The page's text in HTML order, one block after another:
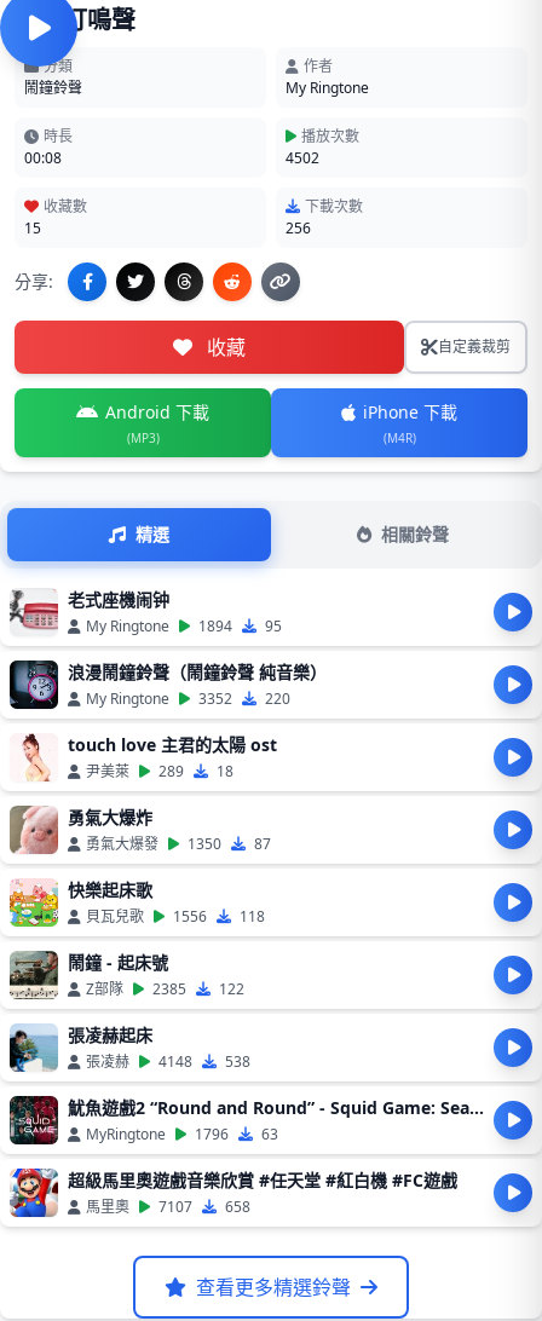
公雞打鳴聲
分類
鬧鐘鈴聲
作者
My Ringtone
時長
00:08
播放次數
4502
收藏數
15
下載次數
256
分享:
收藏 自定義裁剪
Android 下載
(MP3)
iPhone 下載
(M4R)
精選 相關鈴聲
老式座機闹钟
My Ringtone 1894 95
浪漫鬧鐘鈴聲（鬧鐘鈴聲 純音樂）
My Ringtone 3352 220
touch love 主君的太陽 ost
尹美萊 289 18
勇氣大爆炸
勇氣大爆發 1350 87
快樂起床歌
貝瓦兒歌 1556 118
鬧鐘 - 起床號
Z部隊 2385 122
張凌赫起床
張凌赫 4148 538
魷魚遊戲2 “Round and Round” - Squid Game: Season 2
MyRingtone 1796 63
超級馬里奧遊戲音樂欣賞 #任天堂 #紅白機 #FC遊戲
馬里奧 7107 658
查看更多精選鈴聲